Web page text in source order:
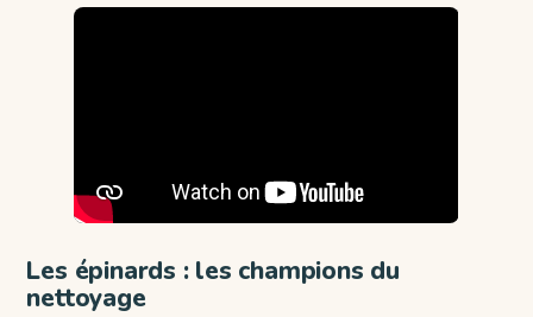
Les épinards : les champions du
nettoyage